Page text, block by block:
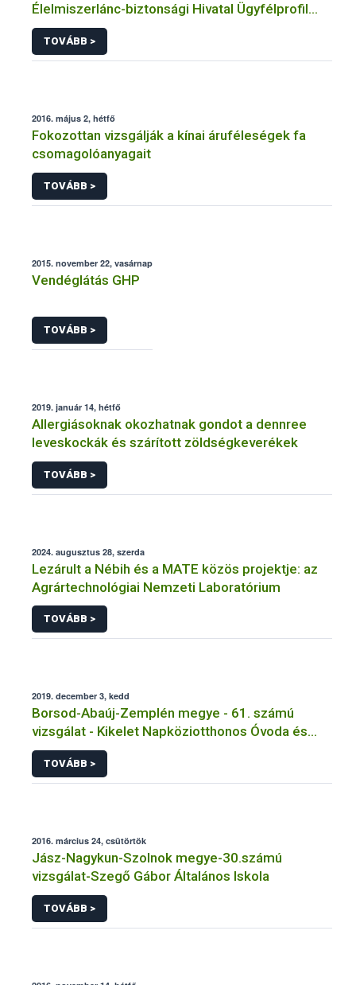
Élelmiszerlánc-biztonsági Hivatal Ügyfélprofil
Rendszerben faanyag kereskedelem
témakörben intézhető közhatalmi eljárásaihoz
kapcsolódó adatkezeléséhez
TOVÁBB >
2016. május 2, hétfő
Fokozottan vizsgálják a kínai áruféleségek fa
csomagolóanyagait
TOVÁBB >
2015. november 22, vasárnap
Vendéglátás GHP
TOVÁBB >
2019. január 14, hétfő
Allergiásoknak okozhatnak gondot a dennree
leveskockák és szárított zöldségkeverékek
TOVÁBB >
2024. augusztus 28, szerda
Lezárult a Nébih és a MATE közös projektje: az
Agrártechnológiai Nemzeti Laboratórium
TOVÁBB >
2019. december 3, kedd
Borsod-Abaúj-Zemplén megye - 61. számú
vizsgálat - Kikelet Napköziotthonos Óvoda és
Bölcsőde, Konyha és Étkezde - Tarcal
TOVÁBB >
2016. március 24, csütörtök
Jász-Nagykun-Szolnok megye-30.számú
vizsgálat-Szegő Gábor Általános Iskola
TOVÁBB >